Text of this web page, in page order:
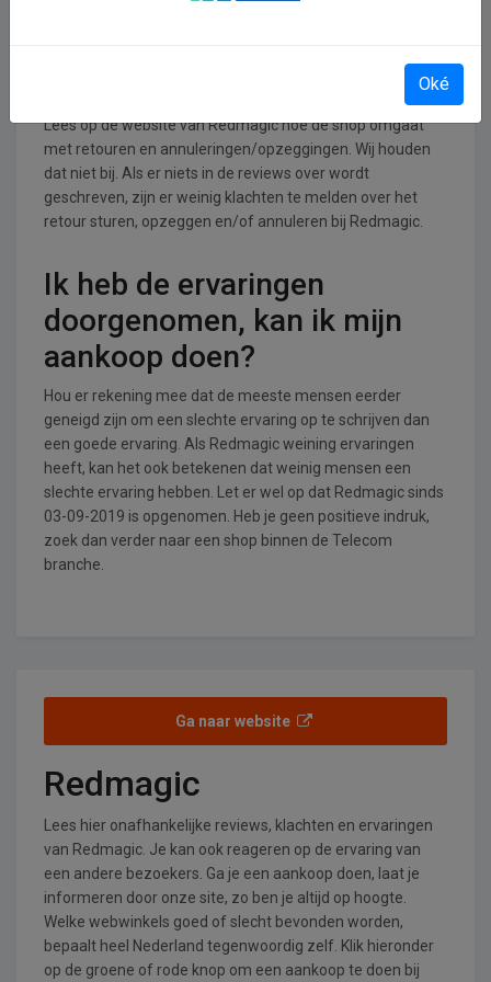
Lees op de website van Redmagic hoe de shop omgaat
met retouren en annuleringen/opzeggingen. Wij houden
dat niet bij. Als er niets in de reviews over wordt
geschreven, zijn er weinig klachten te melden over het
retour sturen, opzeggen en/of annuleren bij Redmagic.
Ik heb de ervaringen
doorgenomen, kan ik mijn
aankoop doen?
Hou er rekening mee dat de meeste mensen eerder
geneigd zijn om een slechte ervaring op te schrijven dan
een goede ervaring. Als Redmagic weining ervaringen
heeft, kan het ook betekenen dat weinig mensen een
slechte ervaring hebben. Let er wel op dat Redmagic sinds
03-09-2019 is opgenomen. Heb je geen positieve indruk,
zoek dan verder naar een shop binnen de Telecom
branche.
Ga naar website
Redmagic
Lees hier onafhankelijke reviews, klachten en ervaringen
van Redmagic. Je kan ook reageren op de ervaring van
een andere bezoekers. Ga je een aankoop doen, laat je
informeren door onze site, zo ben je altijd op hoogte.
Welke webwinkels goed of slecht bevonden worden,
bepaalt heel Nederland tegenwoordig zelf. Klik hieronder
op de groene of rode knop om een aankoop te doen bij
Oké